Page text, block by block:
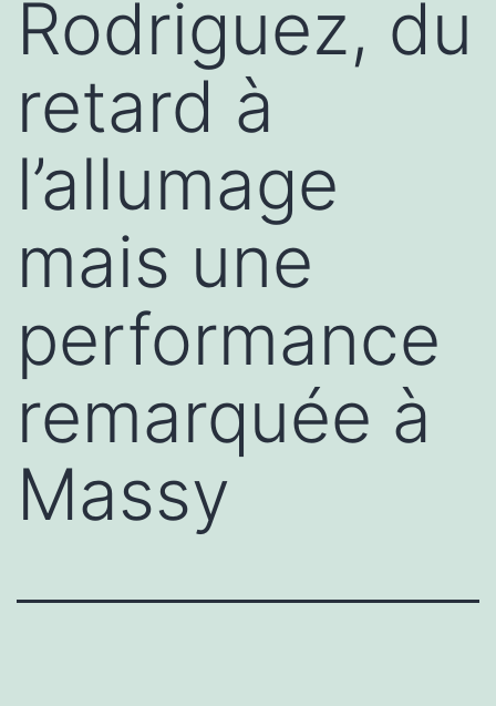
Rodriguez, du
retard à
l’allumage
mais une
performance
remarquée à
Massy